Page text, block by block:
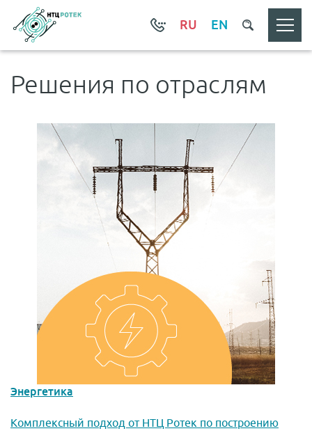
RU EN
Решения по отраслям
Энергетика
Комплексный подход от НТЦ Ротек по построению